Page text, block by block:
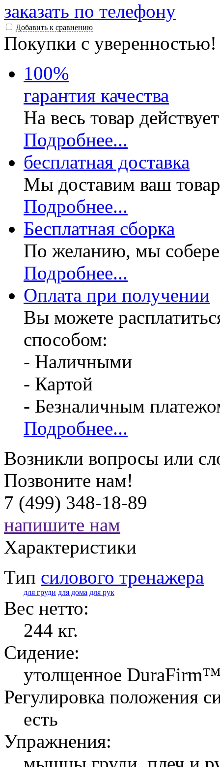
заказать по телефону
Добавить к сравнению
Покупки с уверенностью!
100%
гарантия качества
На весь товар
Подробнее...
бесплатная доставка
Мы доставим ваш
Подробнее...
Бесплатная сборка
По желанию, мы
Подробнее...
Оплата при получении
Вы можете
способом:
- Наличными
- Картой
- Безналичным
Подробнее...
Возникли вопросы или
Позвоните нам!
7 (499) 348-18-89
напишите нам
Характеристики
Тип силового тренажера
для груди для дома для рук
Вес нетто:
244 кг.
Сидение:
утолщенное
Регулировка положения
есть
Упражнения: